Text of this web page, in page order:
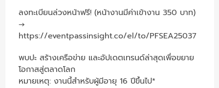
ลงทะเบียนล่วงหน้าฟรี! (หน้างานมีค่าเข้างาน 350 บาท)
→
https://eventpassinsight.co/el/to/PFSEA25037
พบปะ สร้างเครือข่าย และอัปเดตเทรนด์ล่าสุดเพื่อขยาย
โอกาสสู่ตลาดโลก
หมายเหตุ: งานนี้สำหรับผู้มีอายุ 16 ปีขึ้นไป*